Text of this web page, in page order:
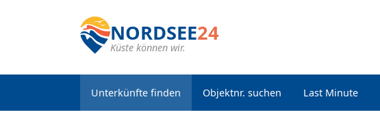
NORDSEE24
Küste können wir.
Unterkünfte finden Objektnr. suchen Last Minute